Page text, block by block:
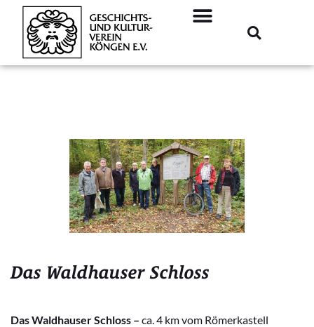
Das Waldhauser Schloss
Das Waldhauser Schloss – ca. 4 km vom Römerkastell